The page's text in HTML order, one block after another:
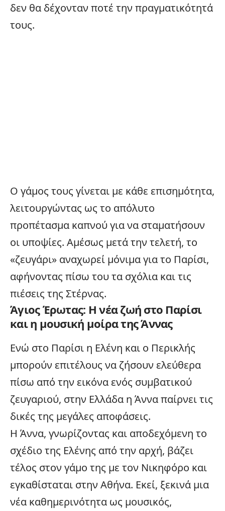
δεν θα δέχονταν ποτέ την πραγματικότητά
τους.
Ο γάμος τους γίνεται με κάθε επισημότητα,
λειτουργώντας ως το απόλυτο
προπέτασμα καπνού για να σταματήσουν
οι υποψίες. Αμέσως μετά την τελετή, το
«ζευγάρι» αναχωρεί μόνιμα για το Παρίσι,
αφήνοντας πίσω του τα σχόλια και τις
πιέσεις της Στέρνας.
Άγιος Έρωτας: Η νέα ζωή στο Παρίσι
και η μουσική μοίρα της Άννας
Ενώ στο Παρίσι η Ελένη και ο Περικλής
μπορούν επιτέλους να ζήσουν ελεύθερα
πίσω από την εικόνα ενός συμβατικού
ζευγαριού, στην Ελλάδα η Άννα παίρνει τις
δικές της μεγάλες αποφάσεις.
Η Άννα, γνωρίζοντας και αποδεχόμενη το
σχέδιο της Ελένης από την αρχή, βάζει
τέλος στον γάμο της με τον Νικηφόρο και
εγκαθίσταται στην Αθήνα. Εκεί, ξεκινά μια
νέα καθημερινότητα ως μουσικός,